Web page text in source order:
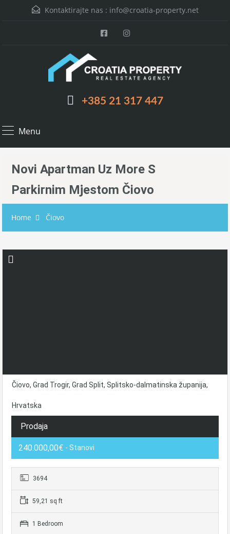
Kontaktirajte nas : info@croatia-property.net
+385 21 317 447
Menu
Novi Apartman Uz More S
Parkirnim Mjestom Čiovo
Home Čiovo
Čiovo, Grad Trogir, Grad Split, Splitsko-dalmatinska županija,
Hrvatska
Prodaja
240.000,00€ - Stanovi
3694
59,21 sq ft
1 Bedroom